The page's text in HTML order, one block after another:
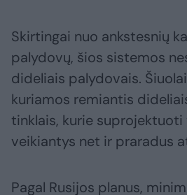
Skirtingai nuo ankstesnių
palydovų, šios sistemos
dideliais palydovais.
kuriamos remiantis
tinklais, kurie
veikiantys net ir praradus
Pagal Rusijos planus,